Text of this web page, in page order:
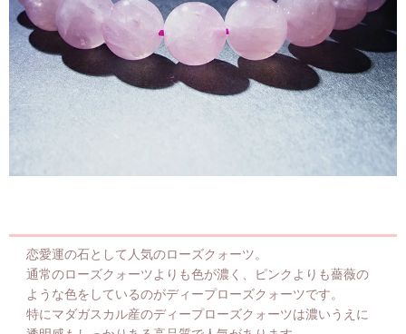
恋愛運の石として人気のローズクォーツ。
通常のローズクォーツよりも色が濃く、ピンクよりも薔薇の
ような色をしているのがディープローズクォーツです。
特にマダガスカル産のディープローズクォーツは濃いうえに